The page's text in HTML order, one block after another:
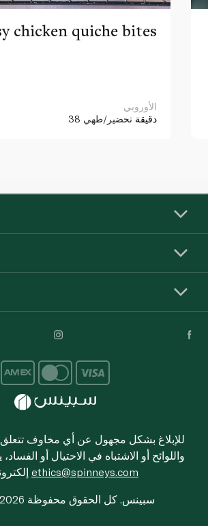
chicken quiche bites
الأوروبي
38 دقيقة تحضير/طهي
للإبلاغ بشكل مجهول عن أي مخاوف تتعلق
واللوائح أو الاشتباه في الاحتيال أو
ethics@spinneys.com
© 2020-2026 سبينس. كل الحقوق محفوظة